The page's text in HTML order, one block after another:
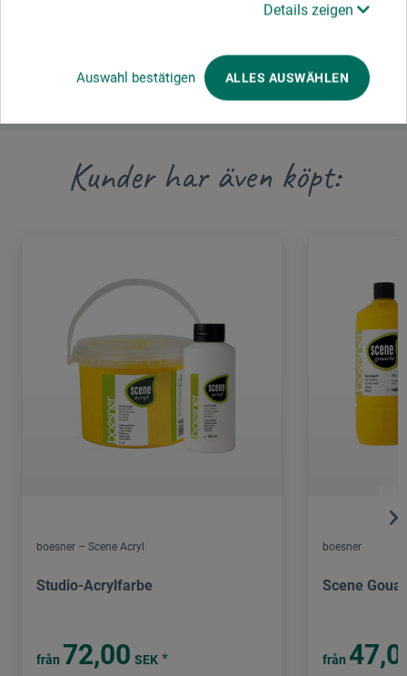
Details zeigen
Auswahl bestätigen ALLES AUSWÄHLEN
Kunder har även köpt:
boesner – Scene Acryl
Studio-Acrylfarbe
från 72,00 SEK *
boesner
Scene
från